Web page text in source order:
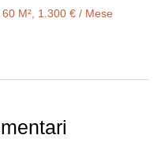
M², 1.300 € / Mese